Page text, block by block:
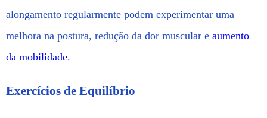
alongamento regularmente podem experimentar uma
melhora na postura, redução da dor muscular e aumento
da mobilidade.
Exercícios de Equilíbrio